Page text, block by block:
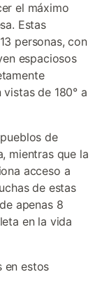
el máximo
Estas
personas, con
espaciosos
de 180° a
de
mientras que la
acceso a
de estas
apenas 8
en la vida
en estos